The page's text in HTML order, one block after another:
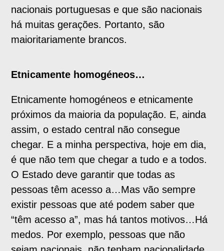
nacionais portuguesas e que são nacionais
há muitas gerações. Portanto, são
maioritariamente brancos.
Etnicamente homogéneos…
Etnicamente homogéneos e etnicamente
próximos da maioria da população. E, ainda
assim, o estado central não consegue
chegar. E a minha perspectiva, hoje em dia,
é que não tem que chegar a tudo e a todos.
O Estado deve garantir que todas as
pessoas têm acesso a…Mas vão sempre
existir pessoas que até podem saber que
“têm acesso a”, mas há tantos motivos…Há
medos. Por exemplo, pessoas que não